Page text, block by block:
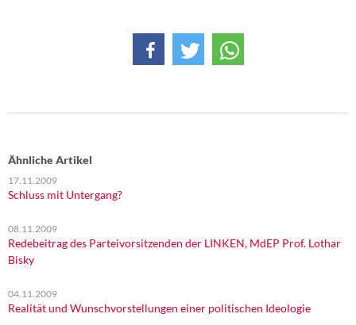
Ähnliche Artikel
17.11.2009
Schluss mit Untergang?
08.11.2009
Redebeitrag des Parteivorsitzenden der LINKEN, MdEP Prof. Lothar
Bisky
04.11.2009
Realität und Wunschvorstellungen einer politischen Ideologie